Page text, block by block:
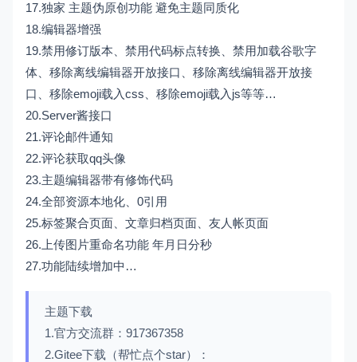
17.独家 主题伪原创功能 避免主题同质化
18.编辑器增强
19.禁用修订版本、禁用代码标点转换、禁用加载谷歌字
体、移除离线编辑器开放接口、移除离线编辑器开放接
口、移除emoji载入css、移除emoji载入js等等…
20.Server酱接口
21.评论邮件通知
22.评论获取qq头像
23.主题编辑器带有修饰代码
24.全部资源本地化、0引用
25.标签聚合页面、文章归档页面、友人帐页面
26.上传图片重命名功能 年月日分秒
27.功能陆续增加中…
主题下载
1.官方交流群：917367358
2.Gitee下载（帮忙点个star）：